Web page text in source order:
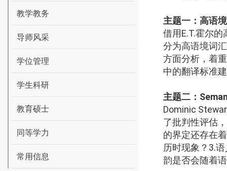
教学教务
导师风采
学位管理
学生科研
教育硕士
同等学力
常用信息
主题一： 高语
借用E.T.霍尔的
分为高语境词
方面分析，着
中的翻译标准
主题二：
Dominic
了批判性评估
的界定还存在
历时现象？ 3.语
韵是否会随着